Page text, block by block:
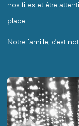
nos filles et être
place...
Notre famille, c’est